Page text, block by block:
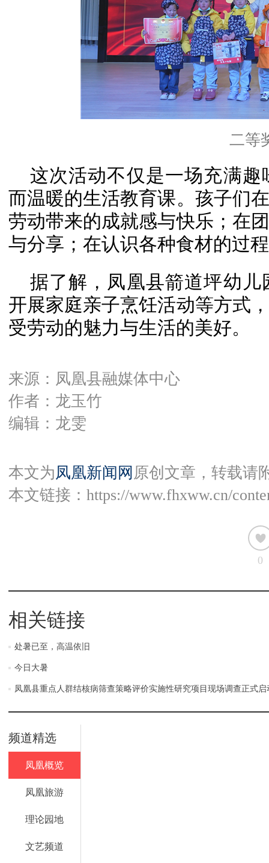
二等
这次活动不仅是一场充满
而温暖的生活教育课。孩子们
劳动带来的成就感与快乐；在
与分享；在认识各种食材的过
据了解，凤凰县箭道坪幼
开展家庭亲子烹饪活动等方式
受劳动的魅力与生活的美好。
来源：凤凰县融媒体中心
作者：龙玉竹
编辑：龙雯
本文为凤凰新闻网 原创文章，转载请
本文链接： https://www.fhxww.cn/
0
相关链接
处暑已至，高温依旧
今日大暑
凤凰县重点人群结核病筛查策略评价实施性研究项目现场调查正式启
频道精选
凤凰概览
凤凰旅游
理论园地
文艺频道